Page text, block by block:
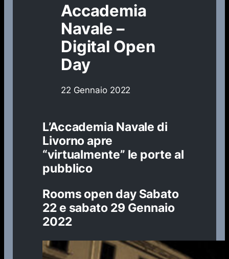
Accademia
Navale –
Digital Open
Day
22 Gennaio 2022
L’Accademia Navale di
Livorno apre
“virtualmente” le porte al
pubblico
Rooms open day Sabato
22 e sabato 29 Gennaio
2022